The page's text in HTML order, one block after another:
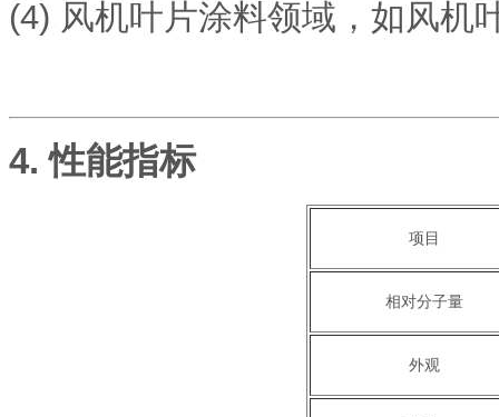
(4) 风机叶片涂料领域，如风机
4. 性能指标
项目
相对分子量
外观